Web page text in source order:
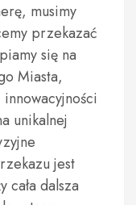
musimy
przekazać
się na
Miasta,
unikalnej
jest
cała dalsza